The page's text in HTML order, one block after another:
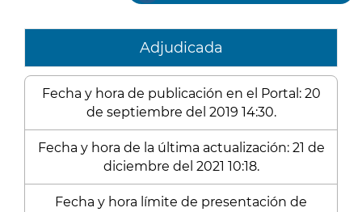
Adjudicada
Fecha y hora de publicación en el Portal: 20
de septiembre del 2019 14:30.
Fecha y hora de la última actualización: 21 de
diciembre del 2021 10:18.
Fecha y hora límite de presentación de